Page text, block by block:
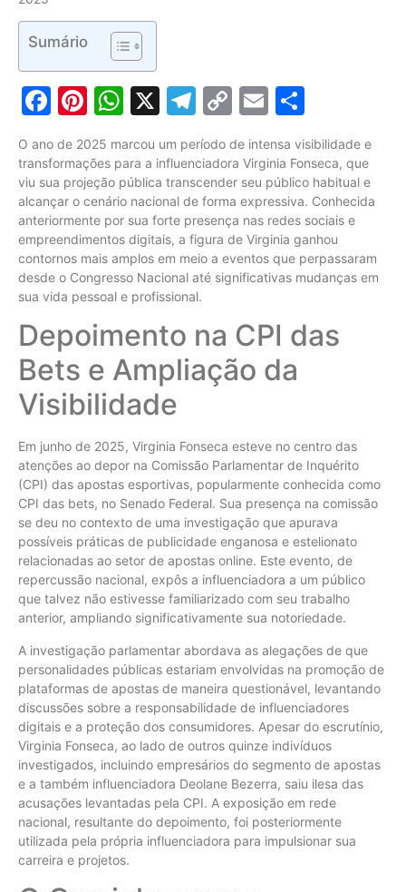
Sumário
Facebook
Pinterest
WhatsApp
X Telegram
Copy
Link
Email
O ano de 2025 marcou um período de intensa visibilidade e
transformações para a influenciadora Virginia Fonseca, que
viu sua projeção pública transcender seu público habitual e
alcançar o cenário nacional de forma expressiva. Conhecida
anteriormente por sua forte presença nas redes sociais e
empreendimentos digitais, a figura de Virginia ganhou
contornos mais amplos em meio a eventos que perpassaram
desde o Congresso Nacional até significativas mudanças em
sua vida pessoal e profissional.
Depoimento na CPI das
Bets e Ampliação da
Visibilidade
Em junho de 2025, Virginia Fonseca esteve no centro das
atenções ao depor na Comissão Parlamentar de Inquérito
(CPI) das apostas esportivas, popularmente conhecida como
CPI das bets, no Senado Federal. Sua presença na comissão
se deu no contexto de uma investigação que apurava
possíveis práticas de publicidade enganosa e estelionato
relacionadas ao setor de apostas online. Este evento, de
repercussão nacional, expôs a influenciadora a um público
que talvez não estivesse familiarizado com seu trabalho
anterior, ampliando significativamente sua notoriedade.
A investigação parlamentar abordava as alegações de que
personalidades públicas estariam envolvidas na promoção de
plataformas de apostas de maneira questionável, levantando
discussões sobre a responsabilidade de influenciadores
digitais e a proteção dos consumidores. Apesar do escrutínio,
Virginia Fonseca, ao lado de outros quinze indivíduos
investigados, incluindo empresários do segmento de apostas
e a também influenciadora Deolane Bezerra, saiu ilesa das
acusações levantadas pela CPI. A exposição em rede
nacional, resultante do depoimento, foi posteriormente
utilizada pela própria influenciadora para impulsionar sua
carreira e projetos.